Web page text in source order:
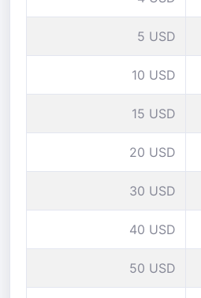
5 USD
10 USD
15 USD
20 USD
30 USD
40 USD
50 USD